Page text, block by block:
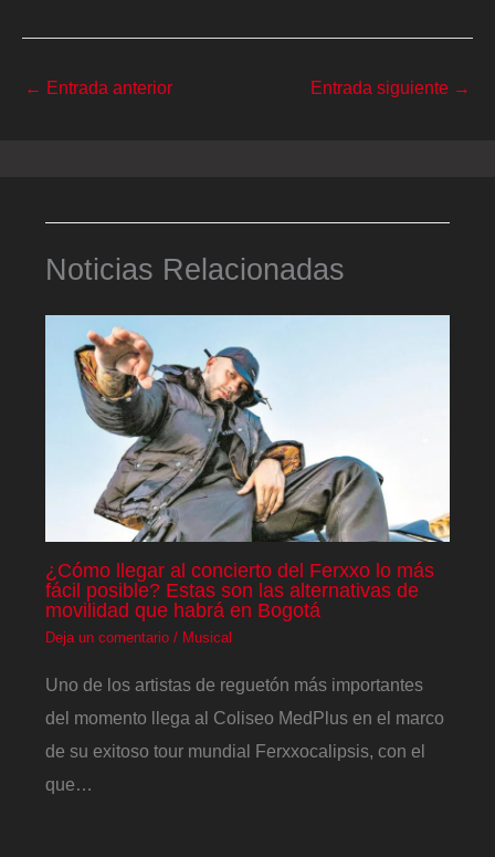
← Entrada anterior Entrada siguiente →
Noticias Relacionadas
¿Cómo llegar al concierto del Ferxxo lo más
fácil posible? Estas son las alternativas de
movilidad que habrá en Bogotá
Deja un comentario / Musical
Uno de los artistas de reguetón más importantes
del momento llega al Coliseo MedPlus en el marco
de su exitoso tour mundial Ferxxocalipsis, con el
que…